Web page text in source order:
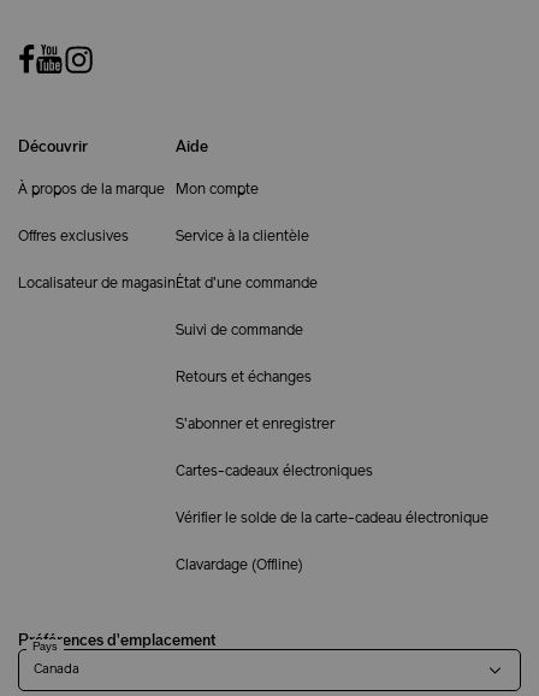
Découvrir
À propos de la marque
Offres exclusives
Localisateur de magasin
Aide
Mon compte
Service à la clientèle
État d'une commande
Suivi de commande
Retours et échanges
S'abonner et enregistrer
Cartes-cadeaux électroniques
Vérifier le solde de la carte-cadeau électronique
Clavardage (Offline)
Préférences d'emplacement
Pays